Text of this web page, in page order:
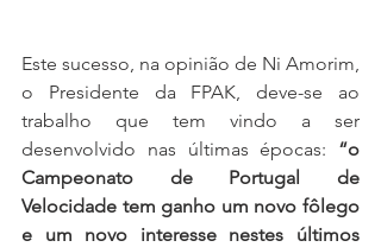
Este sucesso, na opinião de Ni Amorim,
o Presidente da FPAK, deve-se ao
trabalho que tem vindo a ser
desenvolvido nas últimas épocas: “o
Campeonato de Portugal de
Velocidade tem ganho um novo fôlego
e um novo interesse nestes últimos